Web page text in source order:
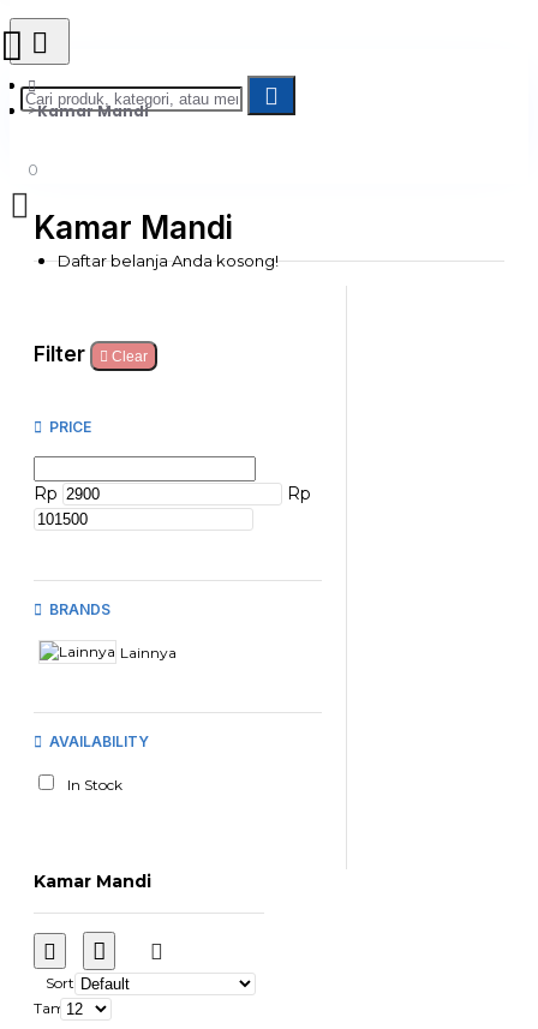
0
Daftar belanja Anda kosong!
Kamar Mandi
Kamar Mandi
Filter Clear
PRICE
Rp Rp
BRANDS
Lainnya
AVAILABILITY
In Stock
Kamar Mandi
Sort
Tampilkan: